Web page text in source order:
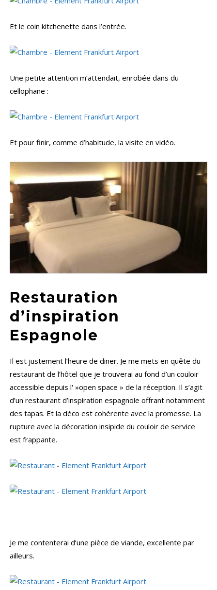
Et le coin kitchenette dans l’entrée.
Une petite attention m’attendait, enrobée dans du
cellophane :
Et pour finir, comme d’habitude, la visite en vidéo.
Restauration
d’inspiration
Espagnole
Il est justement l’heure de diner. Je me mets en quête du
restaurant de l’hôtel que je trouverai au fond d’un couloir
accessible depuis l' »open space » de la réception. Il s’agit
d’un restaurant d’inspiration espagnole offrant notamment
des tapas. Et la déco est cohérente avec la promesse. La
rupture avec la décoration insipide du couloir de service
est frappante.
Je me contenterai d’une pièce de viande, excellente par
ailleurs.